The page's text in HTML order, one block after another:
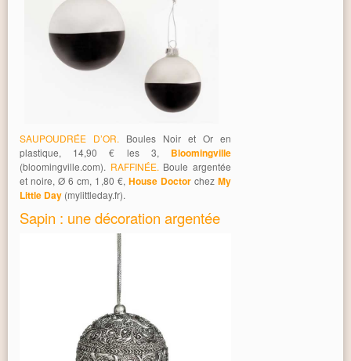
SAUPOUDRÉE D’OR. Boules Noir et Or en
plastique, 14,90 € les 3, Bloomingville
(bloomingville.com). RAFFINÉE. Boule argentée
et noire, Ø 6 cm, 1,80 €, House DoctorchezMy
Little Day (mylittleday.fr).
Sapin : une décoration argentée